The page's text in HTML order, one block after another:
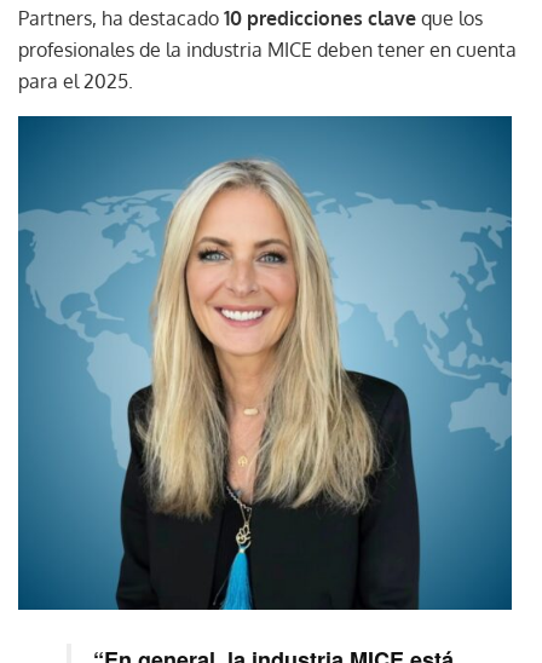
Partners, ha destacado 10 predicciones clave que los
profesionales de la industria MICE deben tener en cuenta
para el 2025.